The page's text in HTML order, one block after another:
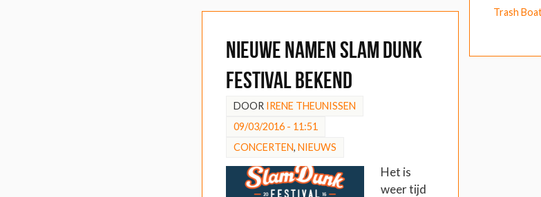
Trash
Nieuwe namen Slam Dunk
Festival bekend
DOOR IRENE THEUNISSEN
09/03/2016 - 11:51
CONCERTEN, NIEUWS
Het is
weer tijd